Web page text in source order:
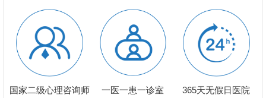
国家二级心理咨询师
一医一患一诊室
365天无假日医院